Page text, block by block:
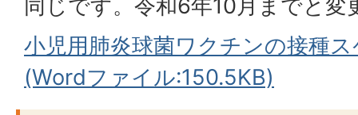
同じです。令和6年10月までと変
小児用肺炎球菌ワクチンの接種
(Wordファイル:150.5KB)